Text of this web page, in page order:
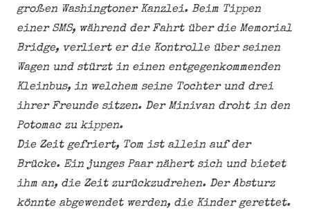
großen Washingtoner Kanzlei. Beim Tippen
einer SMS, während der Fahrt über die Memorial
Bridge, verliert er die Kontrolle über seinen
Wagen und stürzt in einen entgegenkommenden
Kleinbus, in welchem seine Tochter und drei
ihrer Freunde sitzen. Der Minivan droht in den
Potomac zu kippen.
Die Zeit gefriert, Tom ist allein auf der
Brücke. Ein junges Paar nähert sich und bietet
ihm an, die Zeit zurückzudrehen. Der Absturz
könnte abgewendet werden, die Kinder gerettet.